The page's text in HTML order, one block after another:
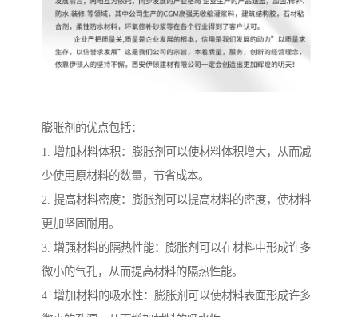
膨胀剂的优点包括：
1. 增加材料体积：膨胀剂可以使材料体积增大，从而减
少使用原材料的数量，节省成本。
2. 提高材料密度：膨胀剂可以提高材料的密度，使材料
更加坚固耐用。
3. 增强材料的隔热性能：膨胀剂可以在材料中形成许多
微小的气孔，从而提高材料的隔热性能。
4. 增加材料的吸水性：膨胀剂可以使材料表面形成许多